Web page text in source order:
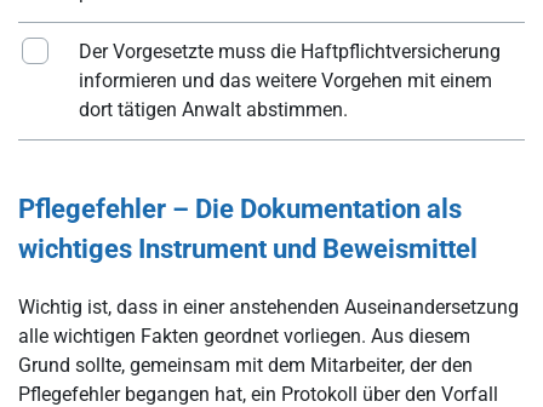
Der Vorgesetzte muss die Haftpflichtversicherung
informieren und das weitere Vorgehen mit einem
dort tätigen Anwalt abstimmen.
Pflegefehler – Die Dokumentation als
wichtiges Instrument und Beweismittel
Wichtig ist, dass in einer anstehenden Auseinandersetzung
alle wichtigen Fakten geordnet vorliegen. Aus diesem
Grund sollte, gemeinsam mit dem Mitarbeiter, der den
Pflegefehler begangen hat, ein Protokoll über den Vorfall